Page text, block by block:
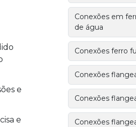
e
e
Conexões em
de água
Conexões ferro
Conexões
Conexões
Conexões